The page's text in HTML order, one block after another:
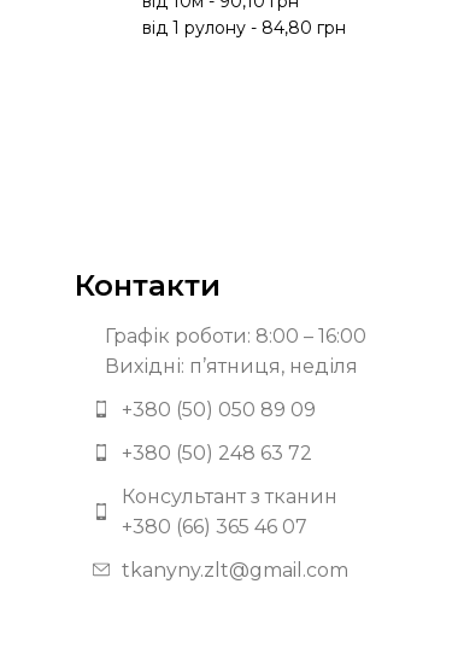
від 1 рулону - 84,80 грн
Контакти
Графік роботи: 8:00 – 16:00
Вихідні: п’ятниця, неділя
+380 (50) 050 89 09
+380 (50) 248 63 72
Консультант з тканин
+380 (66) 365 46 07
tkanyny.zlt@gmail.com